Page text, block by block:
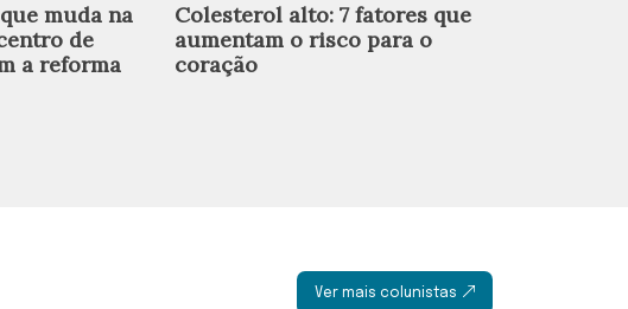
muda na
de
a reforma
Colesterol alto: 7 fatores que
aumentam o risco para o
coração
Ver mais colunistas